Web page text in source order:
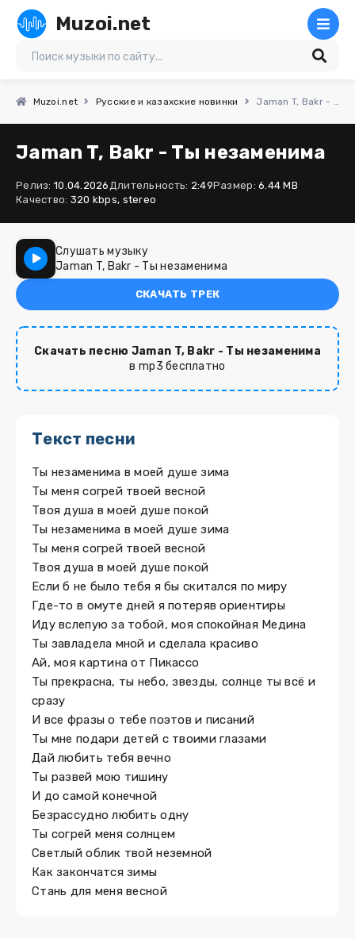
Muzoi.net
Muzoi.net Русские и казахские новинки Jaman T, Bakr - Ты незаменима
Jaman T, Bakr - Ты незаменима
Релиз: 10.04.2026Длительность: 2:49Размер: 6.44 MB
Качество: 320 kbps, stereo
Слушать музыку
Jaman T, Bakr - Ты незаменима
СКАЧАТЬ ТРЕК
Скачать песню Jaman T, Bakr - Ты незаменима
в mp3 бесплатно
Текст песни
Ты незаменима в моей душе зима
Ты меня согрей твоей весной
Твоя душа в моей душе покой
Ты незаменима в моей душе зима
Ты меня согрей твоей весной
Твоя душа в моей душе покой
Если б не было тебя я бы скитался по миру
Где-то в омуте дней я потеряв ориентиры
Иду вслепую за тобой, моя спокойная Медина
Ты завладела мной и сделала красиво
Ай, моя картина от Пикассо
Ты прекрасна, ты небо, звезды, солнце ты всё и
сразу
И все фразы о тебе поэтов и писаний
Ты мне подари детей с твоими глазами
Дай любить тебя вечно
Ты развей мою тишину
И до самой конечной
Безрассудно любить одну
Ты согрей меня солнцем
Светлый облик твой неземной
Как закончатся зимы
Стань для меня весной